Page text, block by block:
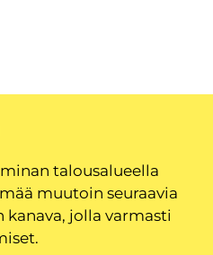
talousalueella
muutoin seuraavia
jolla varmasti